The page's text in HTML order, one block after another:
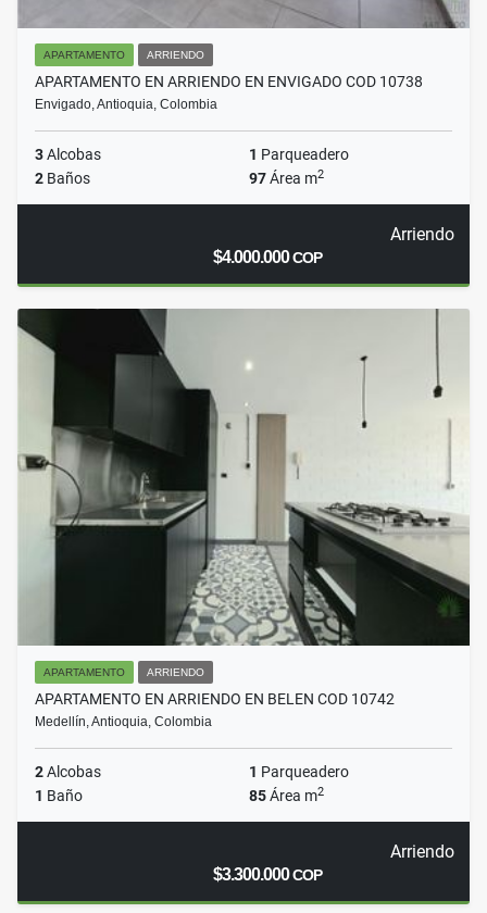
APARTAMENTO ARRIENDO
APARTAMENTO EN ARRIENDO EN ENVIGADO COD 10738
Envigado, Antioquia, Colombia
3Alcobas 1 Parqueadero
2 Baños 97Área m2
Arriendo
$4.000.000COP
APARTAMENTO ARRIENDO
APARTAMENTO EN ARRIENDO EN BELEN COD 10742
Medellín, Antioquia, Colombia
2Alcobas 1 Parqueadero
1 Baño 85Área m2
Arriendo
$3.300.000COP